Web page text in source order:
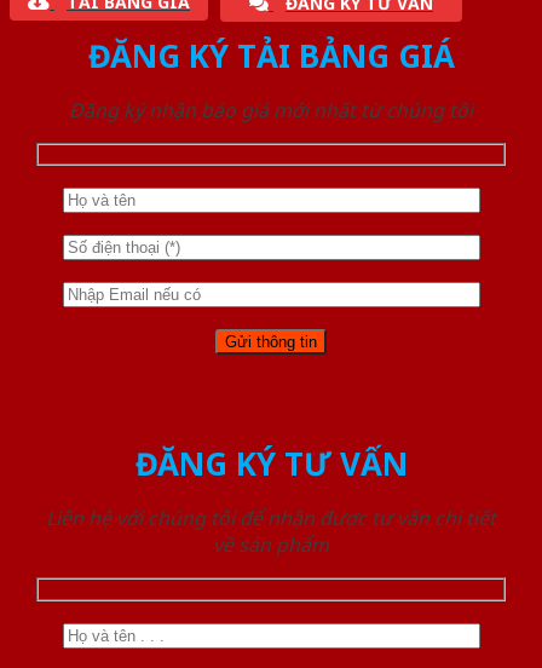
ĐĂNG KÝ TẢI BẢNG GIÁ
Đăng ký nhận báo giá mới nhất từ chúng tôi
ĐĂNG KÝ TƯ VẤN
Liên hệ với chúng tôi để nhận được tư vấn chi tiết
về sản phẩm